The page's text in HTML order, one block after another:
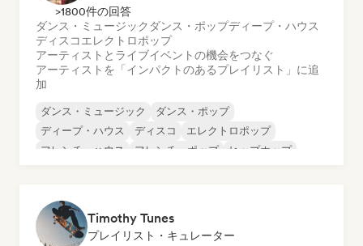
>1800件の回答
ダンス・ミュージック ダンス・ポップディープ・ハウス
ディスコエレクトロポップ
アーティストとライブイベントの機会をつなぐ
アーティストを「インパクトのあるプレイリスト」に追
加
ダンス・ミュージック
ダンス・ポップ
ディープ・ハウス
ディスコ
エレクトロポップ
フレンチ・ハウス
フレンチ・ポップ ヒップホップ
Timothy Tunes
プレイリスト・キュレーター